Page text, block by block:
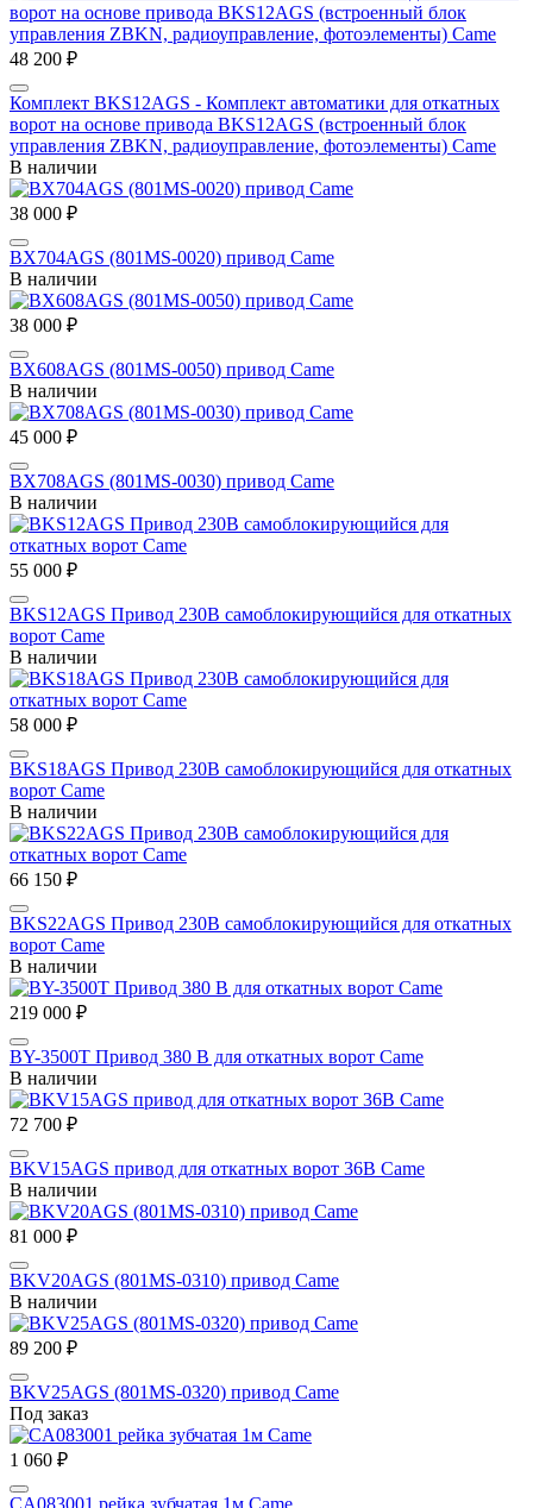
48 200 ₽
Комплект BKS12AGS - Комплект автоматики для откатных
ворот на основе привода BKS12AGS (встроенный блок
управления ZBKN, радиоуправление, фотоэлементы) Came
В наличии
38 000 ₽
BX704AGS (801MS-0020) привод Came
В наличии
38 000 ₽
BX608AGS (801MS-0050) привод Came
В наличии
45 000 ₽
BX708AGS (801MS-0030) привод Came
В наличии
55 000 ₽
BKS12AGS Привод 230В самоблокирующийся для откатных
ворот Came
В наличии
58 000 ₽
BKS18AGS Привод 230В самоблокирующийся для откатных
ворот Came
В наличии
66 150 ₽
BKS22AGS Привод 230В самоблокирующийся для откатных
ворот Came
В наличии
219 000 ₽
BY-3500T Привод 380 В для откатных ворот Came
В наличии
72 700 ₽
BKV15AGS привод для откатных ворот 36В Came
В наличии
81 000 ₽
BKV20AGS (801MS-0310) привод Came
В наличии
89 200 ₽
BKV25AGS (801MS-0320) привод Came
Под заказ
1 060 ₽
CA083001 рейка зубчатая 1м Came